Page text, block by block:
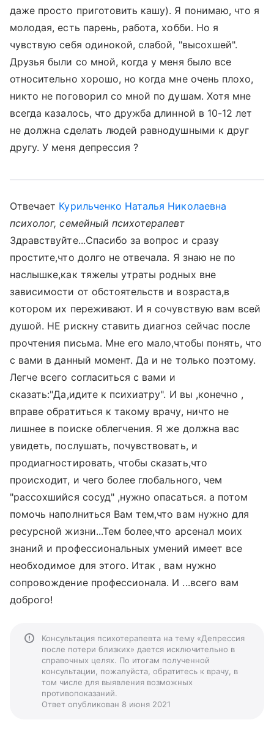
даже просто приготовить кашу). Я понимаю, что я
молодая, есть парень, работа, хобби. Но я
чувствую себя одинокой, слабой, "высохшей".
Друзья были со мной, когда у меня было все
относительно хорошо, но когда мне очень плохо,
никто не поговорил со мной по душам. Хотя мне
всегда казалось, что дружба длинной в 10-12 лет
не должна сделать людей равнодушными к друг
другу. У меня депрессия ?
Отвечает Курильченко Наталья Николаевна
психолог, семейный психотерапевт
Здравствуйте...Спасибо за вопрос и сразу
простите,что долго не отвечала. Я знаю не по
наслышке,как тяжелы утраты родных вне
зависимости от обстоятельств и возраста,в
котором их переживают. И я сочувствую вам всей
душой. НЕ рискну ставить диагноз сейчас после
прочтения письма. Мне его мало,чтобы понять, что
с вами в данный момент. Да и не только поэтому.
Легче всего согласиться с вами и
сказать:"Да,идите к психиатру". И вы ,конечно ,
вправе обратиться к такому врачу, ничто не
лишнее в поиске облегчения. Я же должна вас
увидеть, послушать, почувствовать, и
продиагностировать, чтобы сказать,что
происходит, и чего более глобального, чем
"рассохшийся сосуд" ,нужно опасаться. а потом
помочь наполниться Вам тем,что вам нужно для
ресурсной жизни...Тем более,что арсенал моих
знаний и профессиональных умений имеет все
необходимое для этого. Итак , вам нужно
сопровождение профессионала. И ...всего вам
доброго!
Консультация психотерапевта на тему «Депрессия
после потери близких» дается исключительно в
справочных целях. По итогам полученной
консультации, пожалуйста, обратитесь к врачу, в
том числе для выявления возможных
противопоказаний.
Ответ опубликован 8 июня 2021